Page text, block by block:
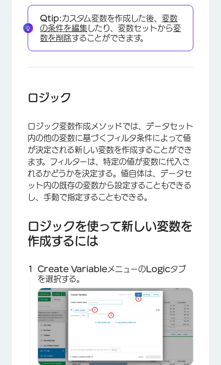
×
Qtip:カスタム変数を作成した後、 変数
の条件を編集したり、変数セットから変
数を削除することができます。
ロジック
ロジック変数作成メソッドでは、データセット
内の他の変数に基づくフィルタ条件によって値
が決定される新しい変数を作成することができ
ます。フィルターは、特定の値が変数に代入さ
れるかどうかを決定する。値自体は、データセ
ット内の既存の変数から設定することもできる
し、手動で指定することもできる。
ロジックを使って新しい変数を
作成するには
Create Variable メニューの Logicタブ
を選択する。